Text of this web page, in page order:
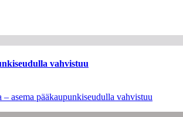
vahvistuu
asema pääkaupunkiseudulla vahvistuu